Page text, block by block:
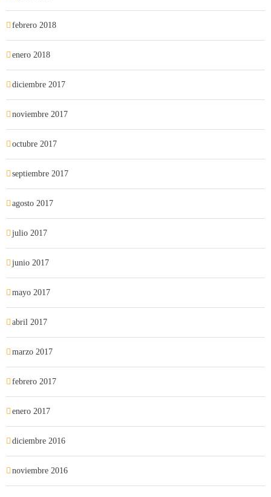
febrero 2018
enero 2018
diciembre 2017
noviembre 2017
octubre 2017
septiembre 2017
agosto 2017
julio 2017
junio 2017
mayo 2017
abril 2017
marzo 2017
febrero 2017
enero 2017
diciembre 2016
noviembre 2016